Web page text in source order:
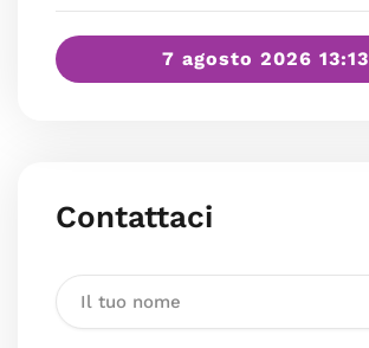
7 agosto 2026 13:13
Contattaci